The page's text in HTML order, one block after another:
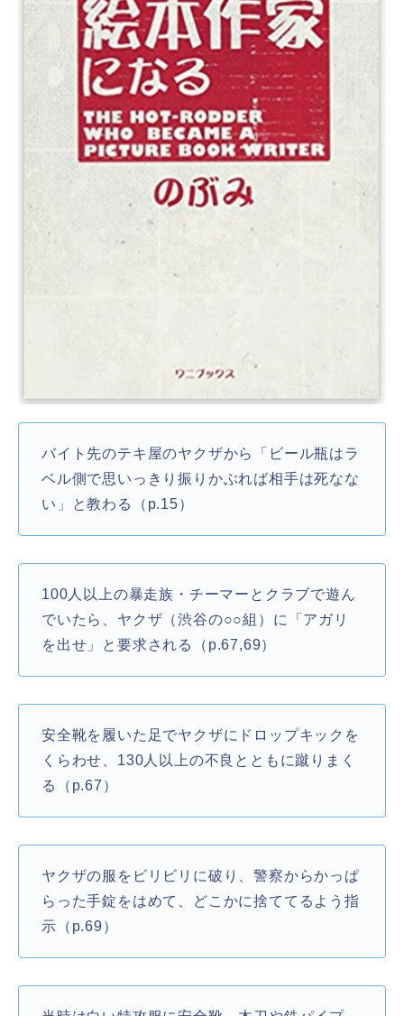
バイト先のテキ屋のヤクザから「ビール瓶はラ
ベル側で思いっきり振りかぶれば相手は死なな
い」と教わる（p.15）
100人以上の暴走族・チーマーとクラブで遊ん
でいたら、ヤクザ（渋谷の○○組）に「アガリ
を出せ」と要求される（p.67,69）
安全靴を履いた足でヤクザにドロップキックを
くらわせ、130人以上の不良とともに蹴りまく
る（p.67）
ヤクザの服をビリビリに破り、警察からかっぱ
らった手錠をはめて、どこかに捨ててるよう指
示（p.69）